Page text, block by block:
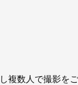
数人で撮影を